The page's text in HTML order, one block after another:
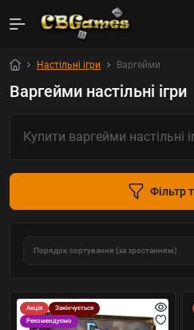
Настільні ігри Варгейми
Варгейми настільні ігри
Купити варгейми настільні
Фільтр
Акція
Закінчується
Рекомендуємо